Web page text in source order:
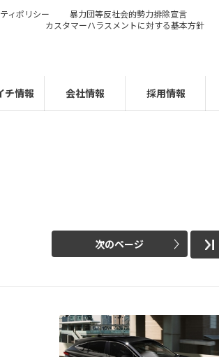
チ情報 会社情報 採用情報
ィポリシー
暴力団等反社会的勢力排除宣言
カスタマーハラスメントに対する基本方針
次のページ